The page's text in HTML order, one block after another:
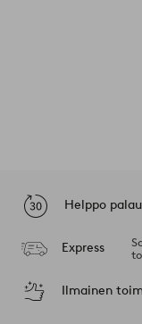
Helppo
Express
Ilmainen